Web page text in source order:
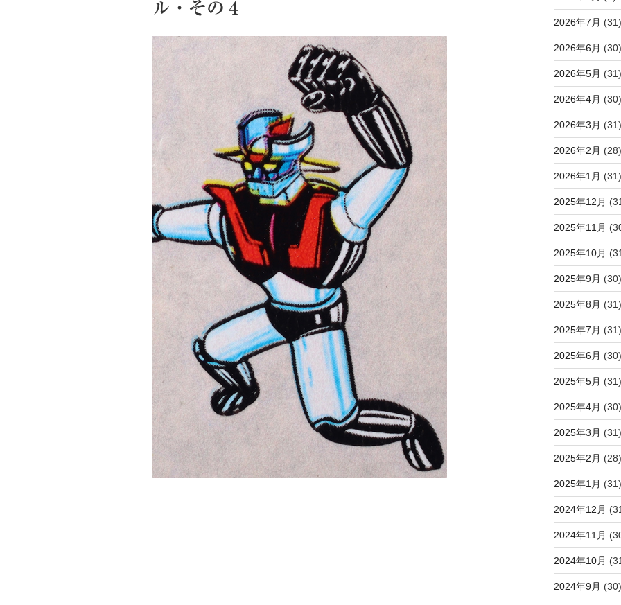
ル・その４
2026年7月 (31)
2026年6月 (30)
2026年5月 (31)
2026年4月 (30)
2026年3月 (31)
2026年2月 (28)
2026年1月 (31)
2025年12月
2025年11月
2025年10月
2025年9月 (30)
2025年8月 (31)
2025年7月 (31)
2025年6月 (30)
2025年5月 (31)
2025年4月 (30)
2025年3月 (31)
2025年2月 (28)
2025年1月 (31)
2024年12月
2024年11月
2024年10月
2024年9月 (30)